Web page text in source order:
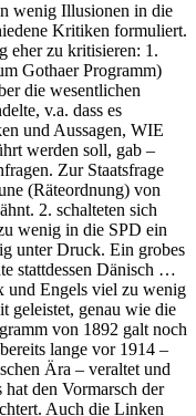
wenig Illusionen in die
Kritiken formuliert.
eher zu kritisieren: 1.
Gothaer Programm)
die wesentlichen
v.a. dass es
und Aussagen, WIE
werden soll, gab –
Zur Staatsfrage
(Räteordnung) von
2. schalteten sich
wenig in die SPD ein
unter Druck. Ein grobes
stattdessen Dänisch …
und Engels viel zu wenig
geleistet, genau wie die
von 1892 galt noch
lange vor 1914 –
Ära – veraltet und
den Vormarsch der
Auch die Linken